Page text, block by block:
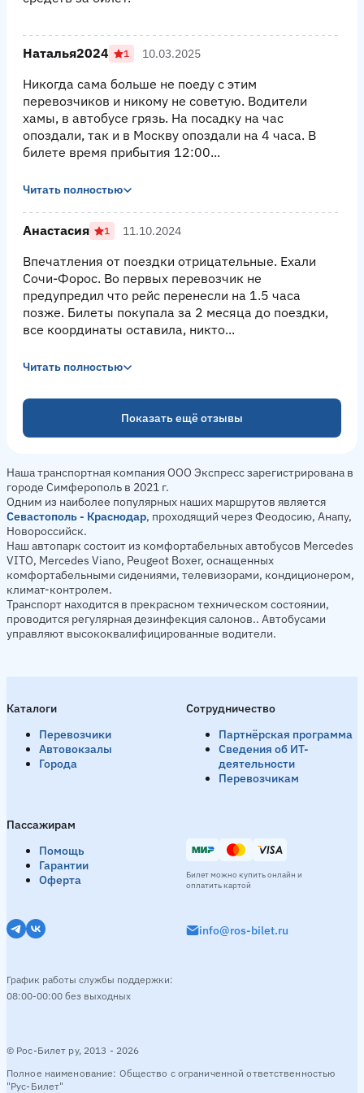
Наталья2024 1 10.03.2025
Никогда сама больше не поеду с этим
перевозчиков и никому не советую. Водители
хамы, в автобусе грязь. На посадку на час
опоздали, так и в Москву опоздали на 4 часа. В
билете время прибытия 12:00...
Читать полностью
Анастасия 1 11.10.2024
Впечатления от поездки отрицательные. Ехали
Сочи-Форос. Во первых перевозчик не
предупредил что рейс перенесли на 1.5 часа
позже. Билеты покупала за 2 месяца до поездки,
все координаты оставила, никто...
Читать полностью
Показать ещё отзывы
Наша транспортная компания ООО Экспресс зарегистрирована в
городе Симферополь в 2021 г.
Одним из наиболее популярных наших маршрутов является
Севастополь - Краснодар, проходящий через Феодосию, Анапу,
Новороссийск.
Наш автопарк состоит из комфортабельных автобусов Mercedes
VITO, Mercedes Viano, Peugeot Boxer, оснащенных
комфортабельными сидениями, телевизорами, кондиционером,
климат-контролем.
Транспорт находится в прекрасном техническом состоянии,
проводится регулярная дезинфекция салонов.. Автобусами
управляют высококвалифицированные водители.
Каталоги
Перевозчики
Автовокзалы
Города
Пассажирам
Помощь
Гарантии
Оферта
Сотрудничество
Партнёрская программа
Сведения об ИТ-
деятельности
Перевозчикам
© Рос-Билет ру, 2013 - 2026
Полное наименование: Общество с ограниченной ответственностью
"Рус-Билет"
info@ros-bilet.ru
График работы службы поддержки:
08:00-00:00 без выходных
Билет можно купить онлайн и
оплатить картой